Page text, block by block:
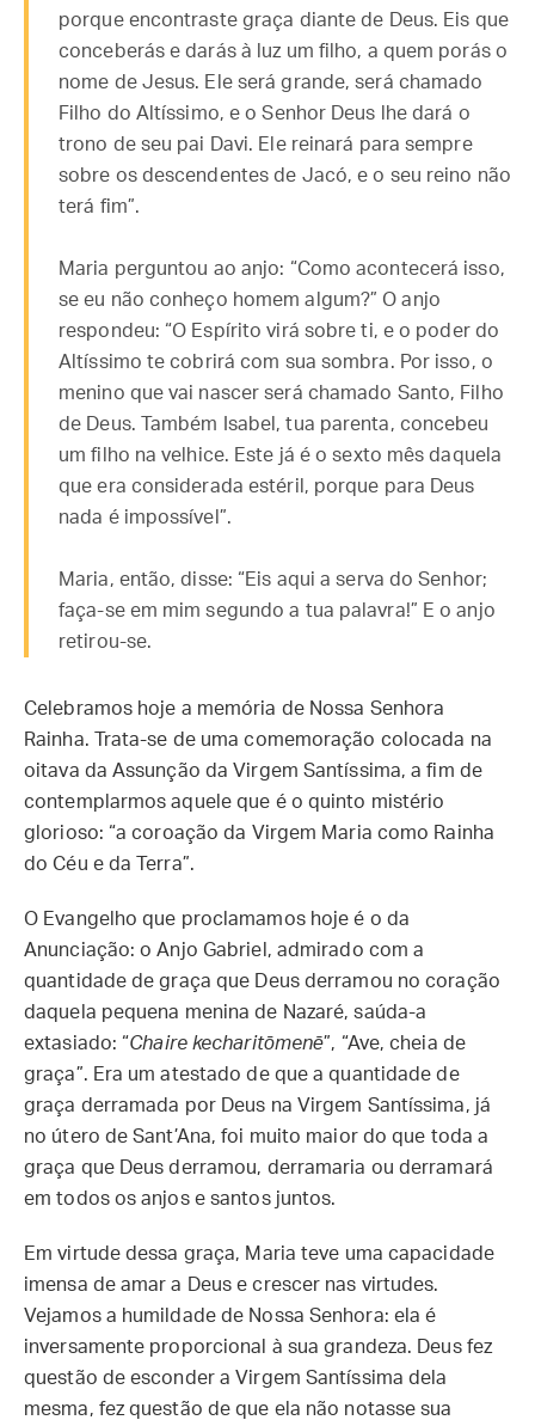
porque encontraste graça diante de Deus. Eis que
conceberás e darás à luz um filho, a quem porás o
nome de Jesus. Ele será grande, será chamado
Filho do Altíssimo, e o Senhor Deus lhe dará o
trono de seu pai Davi. Ele reinará para sempre
sobre os descendentes de Jacó, e o seu reino não
terá fim”.
Maria perguntou ao anjo: “Como acontecerá isso,
se eu não conheço homem algum?” O anjo
respondeu: “O Espírito virá sobre ti, e o poder do
Altíssimo te cobrirá com sua sombra. Por isso, o
menino que vai nascer será chamado Santo, Filho
de Deus. Também Isabel, tua parenta, concebeu
um filho na velhice. Este já é o sexto mês daquela
que era considerada estéril, porque para Deus
nada é impossível”.
Maria, então, disse: “Eis aqui a serva do Senhor;
faça-se em mim segundo a tua palavra!” E o anjo
retirou-se.
Celebramos hoje a memória de Nossa Senhora
Rainha. Trata-se de uma comemoração colocada na
oitava da Assunção da Virgem Santíssima, a fim de
contemplarmos aquele que é o quinto mistério
glorioso: “a coroação da Virgem Maria como Rainha
do Céu e da Terra”.
O Evangelho que proclamamos hoje é o da
Anunciação: o Anjo Gabriel, admirado com a
quantidade de graça que Deus derramou no coração
daquela pequena menina de Nazaré, saúda-a
extasiado: “Chaire kecharitōmenē”, “Ave, cheia de
graça”. Era um atestado de que a quantidade de
graça derramada por Deus na Virgem Santíssima, já
no útero de Sant’Ana, foi muito maior do que toda a
graça que Deus derramou, derramaria ou derramará
em todos os anjos e santos juntos.
Em virtude dessa graça, Maria teve uma capacidade
imensa de amar a Deus e crescer nas virtudes.
Vejamos a humildade de Nossa Senhora: ela é
inversamente proporcional à sua grandeza. Deus fez
questão de esconder a Virgem Santíssima dela
mesma, fez questão de que ela não notasse sua